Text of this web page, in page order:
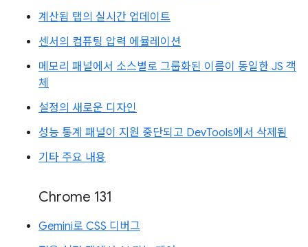
계산됨 탭의 실시간 업데이트
센서의 컴퓨팅 압력 에뮬레이션
메모리 패널에서 소스별로 그룹화된 이름이 동일한 JS 객
체
설정의 새로운 디자인
성능 통계 패널이 지원 중단되고 DevTools에서 삭제됨
기타 주요 내용
Chrome 131
Gemini로 CSS 디버그